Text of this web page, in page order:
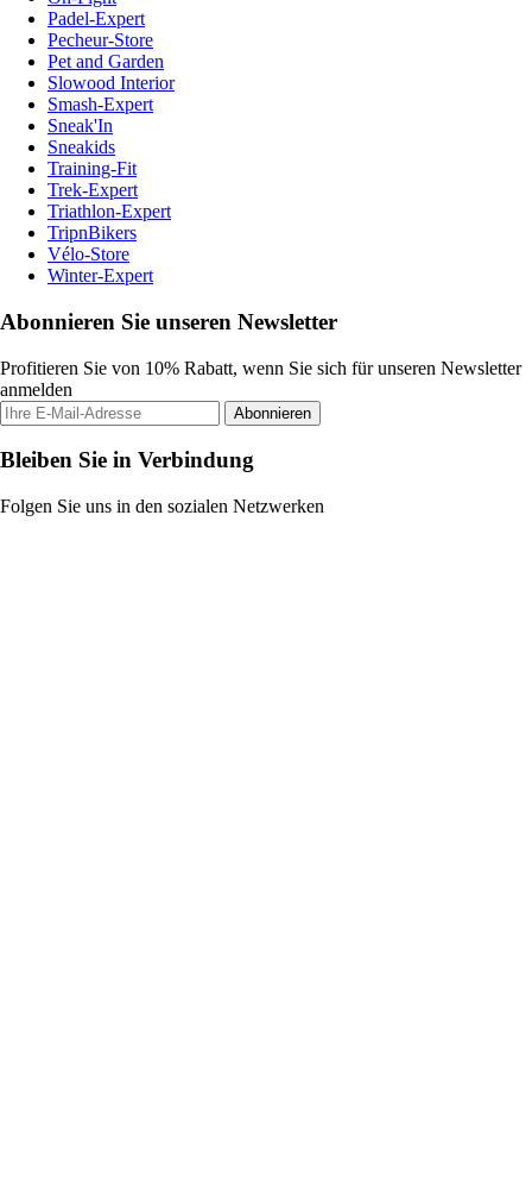
Padel-Expert
Pecheur-Store
Pet and Garden
Slowood Interior
Smash-Expert
Sneak'In
Sneakids
Training-Fit
Trek-Expert
Triathlon-Expert
TripnBikers
Vélo-Store
Winter-Expert
Abonnieren Sie unseren Newsletter
Profitieren Sie von 10% Rabatt, wenn Sie sich für unseren Newsletter
anmelden
Abonnieren
Bleiben Sie in Verbindung
Folgen Sie uns in den sozialen Netzwerken